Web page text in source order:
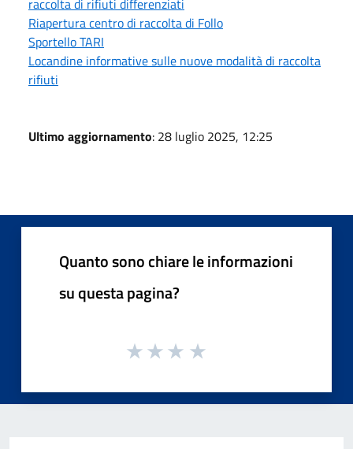
Riapertura centro di raccolta di Follo
Sportello TARI
Locandine informative sulle nuove modalità di raccolta
rifiuti
Ultimo aggiornamento: 28 luglio 2025, 12:25
Quanto sono chiare le informazioni
su questa pagina?